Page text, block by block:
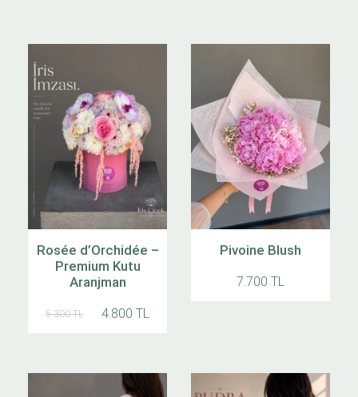
Rosée d’Orchidée –
Premium Kutu
Aranjman
5.300 TL 4.800 TL
Pivoine Blush
7.700 TL